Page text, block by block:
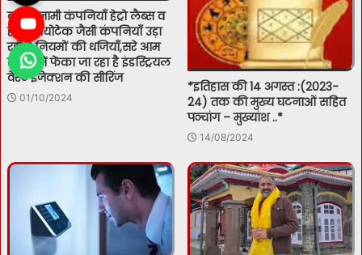
बद्दी में नामी कंपनियाँ हेट्रो लैब्स व
हेल्थ बायोटेक जैसी कंपनियाँ उड़ा
रही है नियमों की धजियाँ,सरे आम
खुल्ले में फेंका जा रहा है इंडस्ट्रियल
वेस्ट इंजेक्शन की सीरिंज
01/10/2024
*इतिहास की 14 अगस्त :(2023-
24) तक की मुख्य घटनाओं सहित
पञ्चांग – मुख्यांश ..*
14/08/2024